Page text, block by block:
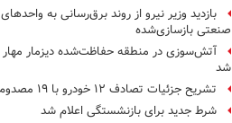
بازدید وزیر نیرو از روند برق‌رسانی به واحدهای
صنعتی بازسازی‌شده
آتش‌سوزی در منطقه حفاظت‌شده دیزمار مهار
شد
تشریح جزئیات تصادف ۱۲ خودرو با ۱۹ مصدوم
شرط جدید برای بازنشستگی اعلام شد